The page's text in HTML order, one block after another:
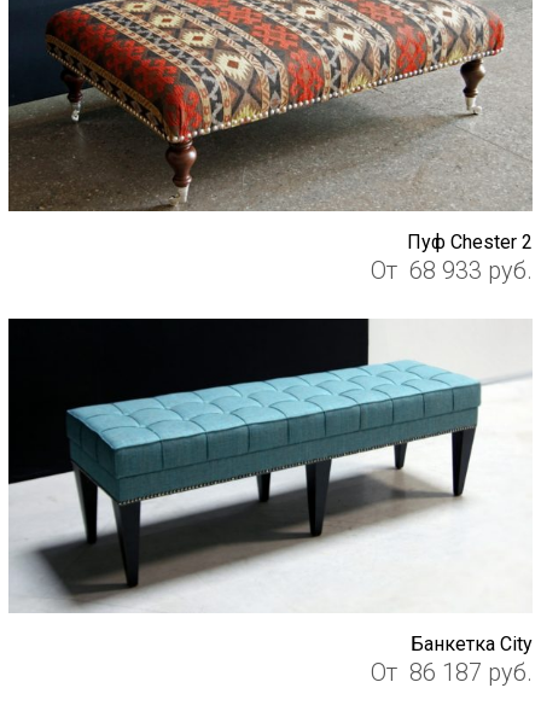
Пуф Chester 2
От 68 933 руб.
Банкетка City
От 86 187 руб.